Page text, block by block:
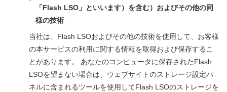
「Flash LSO」といいます）を含む）およびその他の同
様の技術
当社は、Flash LSOおよびその他の技術を使用して、お客様
の本サービスの利用に関する情報を取得および保存するこ
とがあります。 あなたのコンピュータに保存されたFlash
LSOを望まない場合は、ウェブサイトのストレージ設定パ
ネルに含まれるツールを使用してFlash LSOのストレージを